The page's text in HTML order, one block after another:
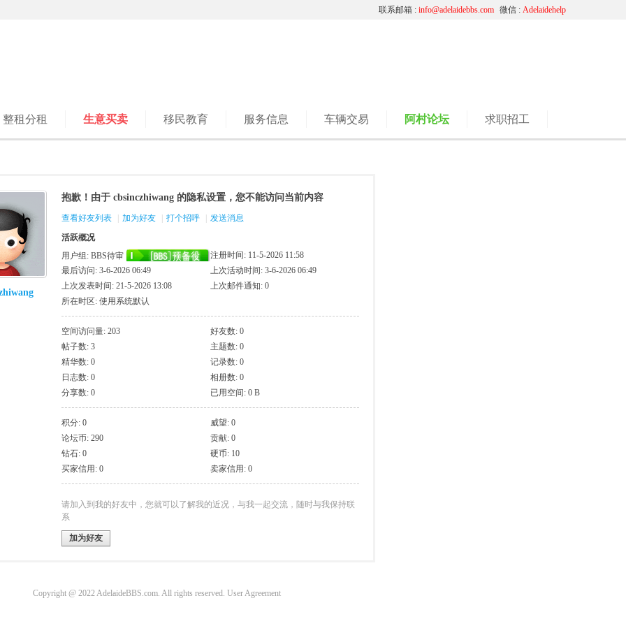
微信 : Adelaidehelp
联系邮箱 : info@adelaidebbs.com
整租分租 生意买卖 移民教育 服务信息 车辆交易 阿村论坛 求职招工
抱歉！由于 cbsinczhiwang 的隐私设置，您不能访问当前内容
查看好友列表 加为好友 打个招呼
发送消息
活跃概况
用户组: BBS待审
注册时间: 11-5-2026 11:58
最后访问: 3-6-2026 06:49
上次活动时间: 3-6-2026 06:49
上次发表时间: 21-5-2026 13:08
上次邮件通知: 0
所在时区: 使用系统默认
空间访问量: 203
好友数: 0
帖子数: 3
主题数: 0
精华数: 0
记录数: 0
日志数: 0
相册数: 0
分享数: 0
已用空间: 0 B
积分: 0
威望: 0
论坛币: 290
贡献: 0
钻石: 0
硬币: 10
买家信用: 0
卖家信用: 0
请加入到我的好友中，您就可以了解我的近况，与我一起交流，随时与我保持联
系
加为好友
Copyright @ 2022 AdelaideBBS.com. All rights reserved. User Agreement